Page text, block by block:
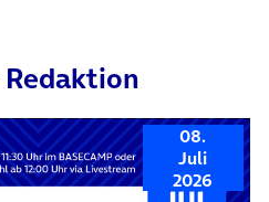
08.
Juli
2026